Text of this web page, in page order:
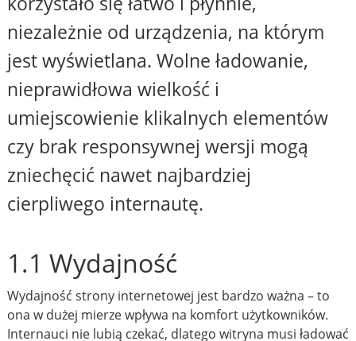
niezależnie od urządzenia, na którym
jest wyświetlana. Wolne ładowanie,
nieprawidłowa wielkość i
umiejscowienie klikalnych elementów
czy brak responsywnej wersji mogą
zniechęcić nawet najbardziej
cierpliwego internautę.
1.1 Wydajność
Wydajność strony internetowej jest bardzo ważna – to
ona w dużej mierze wpływa na komfort użytkowników.
Internauci nie lubią czekać, dlatego witryna musi ładować